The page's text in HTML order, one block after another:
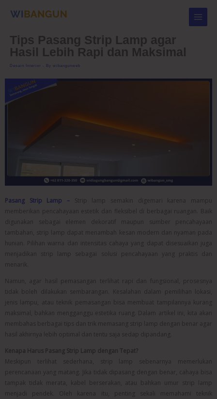
Tips Pasang Strip Lamp agar
Hasil Lebih Rapi dan Maksimal
Desain Interior - By wibangunweb
Pasang Strip Lamp –
Strip lamp semakin digemari karena mampu
memberikan pencahayaan estetik dan fleksibel di berbagai ruangan. Baik
digunakan sebagai elemen dekoratif maupun sumber pencahayaan
tambahan, strip lamp dapat menambah kesan modern dan nyaman pada
hunian. Pilihan warna dan intensitas cahaya yang dapat disesuaikan juga
menjadikan strip lamp sebagai solusi pencahayaan yang praktis dan
menarik.
Namun, agar hasil pemasangan terlihat rapi dan fungsional, prosesnya
tidak boleh dilakukan sembarangan. Kesalahan dalam pemilihan lokasi,
jenis lampu, atau teknik pemasangan bisa membuat tampilannya kurang
maksimal, bahkan mengganggu estetika ruang. Dalam artikel ini, kita akan
membahas berbagai tips dan trik memasang strip lamp dengan benar agar
hasil akhirnya lebih optimal dan tentu saja sedap dipandang.
Kenapa Harus Pasang Strip Lamp dengan Tepat?
Meskipun terlihat sederhana, strip lamp sebenarnya memerlukan
perencanaan yang matang. Jika tidak dipasang dengan benar, cahaya bisa
tampak tidak merata, kabel berserakan, atau bahkan umur strip lamp
menjadi pendek. Oleh karena itu, penting sekali memahami teknik